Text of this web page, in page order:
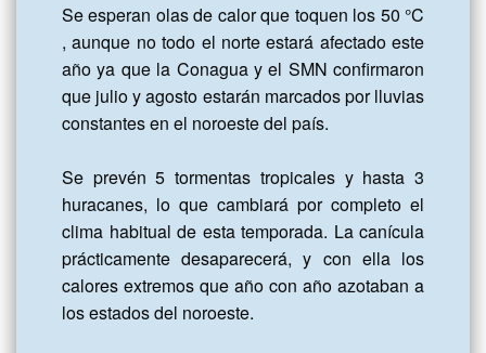
Se esperan olas de calor que toquen los 50 °C
, aunque no todo el norte estará afectado este
año ya que la Conagua y el SMN confirmaron
que julio y agosto estarán marcados por lluvias
constantes en el noroeste del país.
Se prevén 5 tormentas tropicales y hasta 3
huracanes, lo que cambiará por completo el
clima habitual de esta temporada. La canícula
prácticamente desaparecerá, y con ella los
calores extremos que año con año azotaban a
los estados del noroeste.